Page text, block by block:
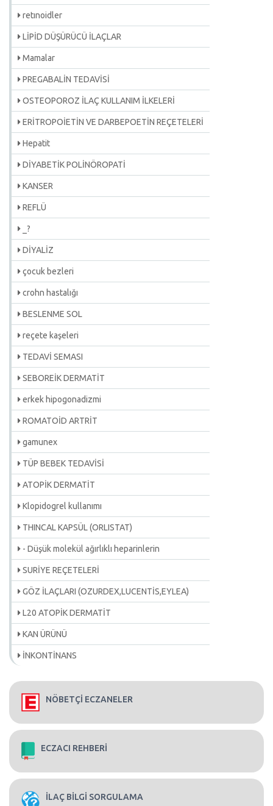
retınoidler
LİPİD DÜŞÜRÜCÜ İLAÇLAR
Mamalar
PREGABALİN TEDAVİSİ
OSTEOPOROZ İLAÇ KULLANIM İLKELERİ
ERİTROPOİETİN VE DARBEPOETİN REÇETELERİ
Hepatit
DİYABETİK POLİNÖROPATİ
KANSER
REFLÜ
_?
DİYALİZ
çocuk bezleri
crohn hastalığı
BESLENME SOL
reçete kaşeleri
TEDAVİ SEMASI
SEBOREİK DERMATİT
erkek hipogonadizmi
ROMATOİD ARTRİT
gamunex
TÜP BEBEK TEDAVİSİ
ATOPİK DERMATİT
Klopidogrel kullanımı
THINCAL KAPSÜL (ORLISTAT)
- Düşük molekül ağırlıklı heparinlerin
SURİYE REÇETELERİ
GÖZ İLAÇLARI (OZURDEX,LUCENTİS,EYLEA)
L20 ATOPİK DERMATİT
KAN ÜRÜNÜ
İNKONTİNANS
NÖBETÇİ ECZANELER
ECZACI REHBERİ
İLAÇ BİLGİ SORGULAMA